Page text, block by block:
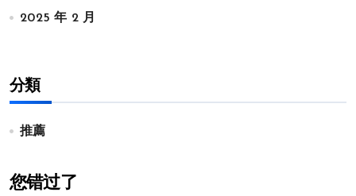
2025 年 2 月
分類
推薦
您错过了